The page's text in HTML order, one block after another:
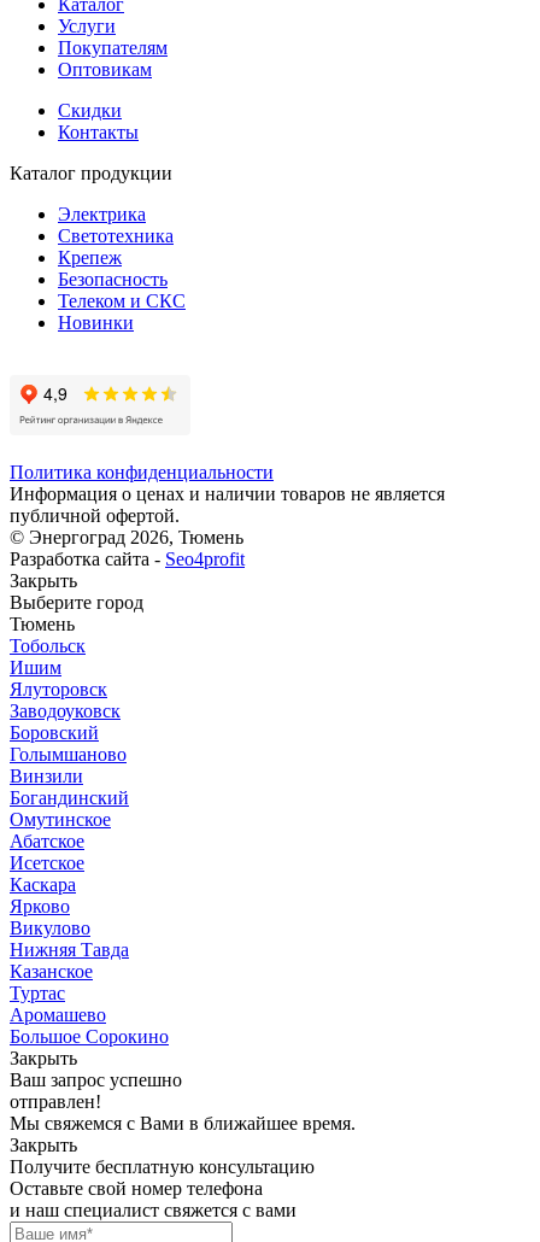
Каталог
Услуги
Покупателям
Оптовикам
Скидки
Контакты
Каталог продукции
Электрика
Светотехника
Крепеж
Безопасность
Телеком и СКС
Новинки
Политика конфиденциальности
Информация о ценах и наличии товаров не является
публичной офертой.
© Энергоград 2026, Тюмень
Разработка сайта - Seo4profit
Закрыть
Выберите город
Тюмень
Тобольск
Ишим
Ялуторовск
Заводоуковск
Боровский
Голымшаново
Винзили
Богандинский
Омутинское
Абатское
Исетское
Каскара
Ярково
Викулово
Нижняя Тавда
Казанское
Туртас
Аромашево
Большое Сорокино
Закрыть
Ваш запрос успешно
отправлен!
Мы свяжемся с Вами в ближайшее время.
Закрыть
Получите бесплатную консультацию
Оставьте свой номер телефона
и наш специалист свяжется с вами